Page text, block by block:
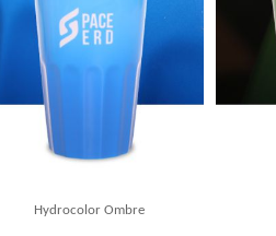
Hydrocolor Ombre